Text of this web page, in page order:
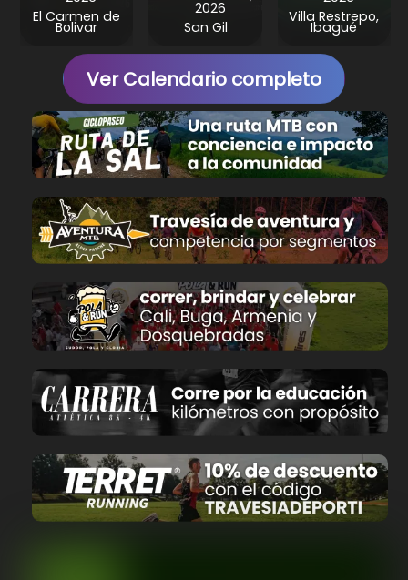
El Carmen de
Bolivar
2026
San Gil
Villa Restrepo,
Ibagué
Ver Calendario completo